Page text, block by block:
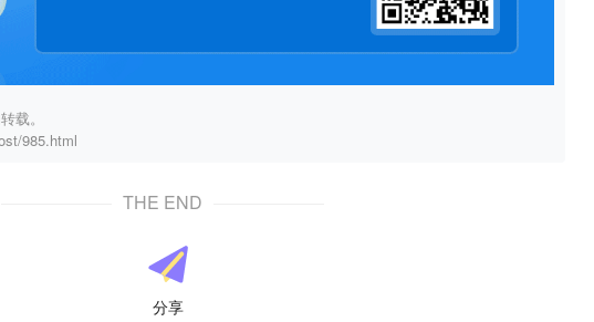
载。
985.html
THE END
分享